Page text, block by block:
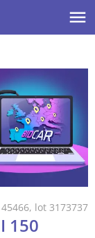
lot 3173737
150